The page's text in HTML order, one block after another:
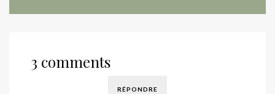
3 comments
RÉPONDRE